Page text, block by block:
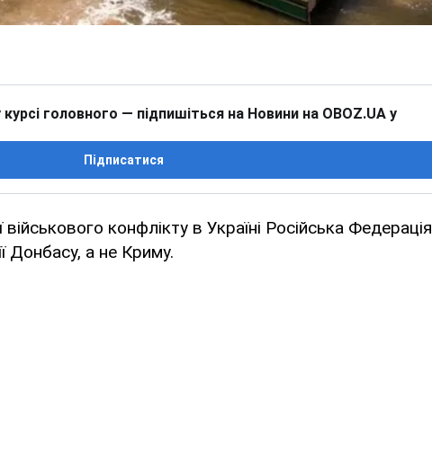
головного — підпишіться на Новини на OBOZ.UA у
Підписатися
військового конфлікту в Україні Російська Федерація
Донбасу, а не Криму.